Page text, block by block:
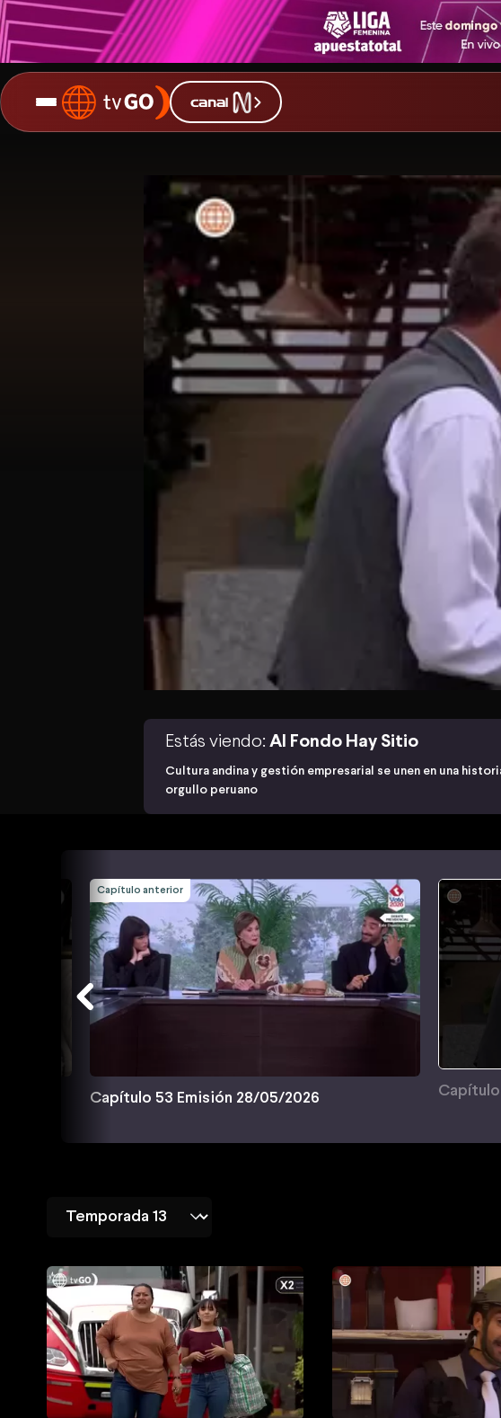
Estás viendo: Al Fondo Hay Sitio
Cultura andina y gestión empresarial se unen en una
orgullo peruano
Capítulo anterior
Capítulo 53 Emisión 28/05/2026